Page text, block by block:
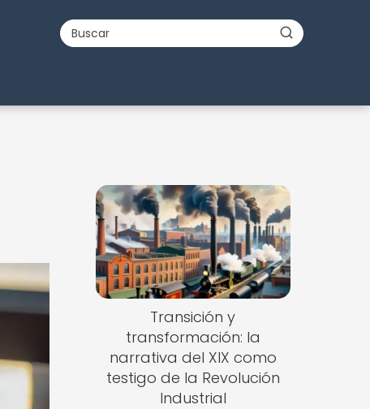
Transición y
transformación: la
narrativa del XIX como
testigo de la Revolución
Industrial